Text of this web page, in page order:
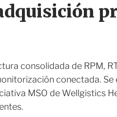
consolidada de RPM,
conectada. Se
MSO de Wellgistics